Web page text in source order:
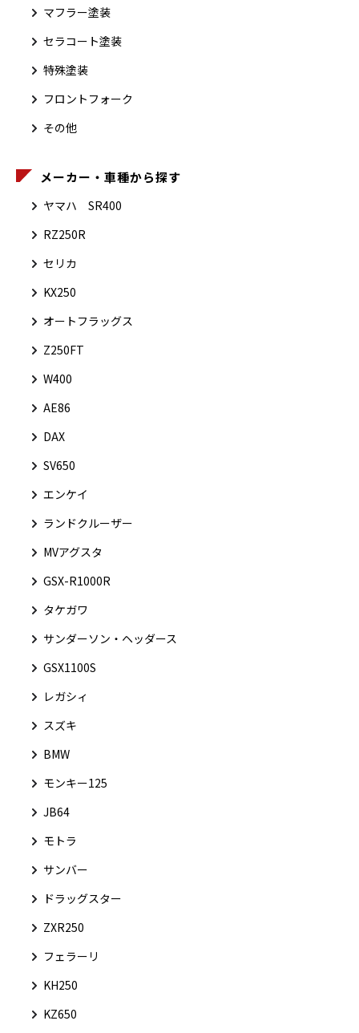
マフラー塗装
セラコート塗装
特殊塗装
フロントフォーク
その他
メーカー・車種から探す
ヤマハ SR400
RZ250R
セリカ
KX250
オートフラッグス
Z250FT
W400
AE86
DAX
SV650
エンケイ
ランドクルーザー
MVアグスタ
GSX-R1000R
タケガワ
サンダーソン・ヘッダース
GSX1100S
レガシィ
スズキ
BMW
モンキー125
JB64
モトラ
サンバー
ドラッグスター
ZXR250
フェラーリ
KH250
KZ650